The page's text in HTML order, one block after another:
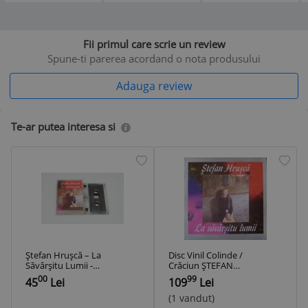
Fii primul care scrie un review
Spune-ti parerea acordand o nota produsului
Adauga review
Te-ar putea interesa si
Ștefan Hrușcă – La
Săvârșitu Lumii -
caseta audio
Electrecord
4500 Lei
Disc Vinil Colinde /
Crăciun ȘTEFAN
HRUȘCĂ – La
Săvârșitu Lumii,
EXCELENT
10999 Lei
(1 vandut)